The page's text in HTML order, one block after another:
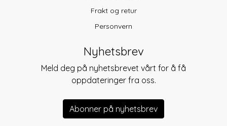
Frakt og retur
Personvern
Nyhetsbrev
Meld deg på nyhetsbrevet vårt for å få
oppdateringer fra oss.
Abonner på nyhetsbrev